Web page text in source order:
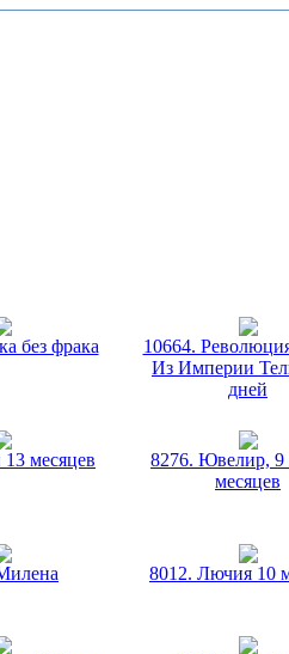
без фрака
10664.
Из Империи
дней
месяцев
8276. Ювелир, 9
месяцев
8012. Лючия 10